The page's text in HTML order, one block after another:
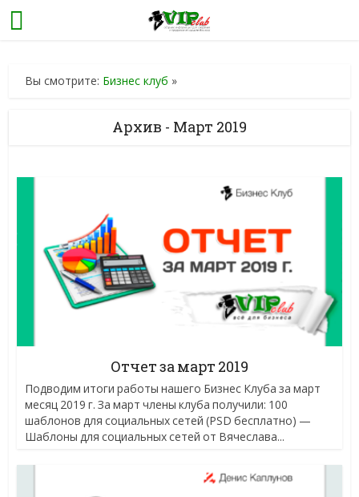
Вы смотрите: Бизнес клуб »
Архив - Март 2019
Отчет за март 2019
Подводим итоги работы нашего Бизнес Клуба за март
месяц 2019 г. За март члены клуба получили: 100
шаблонов для социальных сетей (PSD бесплатно) —
Шаблоны для социальных сетей от Вячеслава...